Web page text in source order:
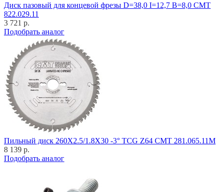
Диск пазовый для концевой фрезы D=38,0 I=12,7 B=8,0 CMT
822.029.11
3 721 р.
Подобрать аналог
Пильный диск 260X2.5/1.8X30 -3° TCG Z64 CMT 281.065.11M
8 139 р.
Подобрать аналог